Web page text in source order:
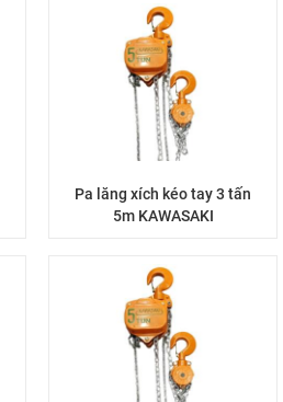
Pa lăng xích kéo tay 3 tấn
5m KAWASAKI